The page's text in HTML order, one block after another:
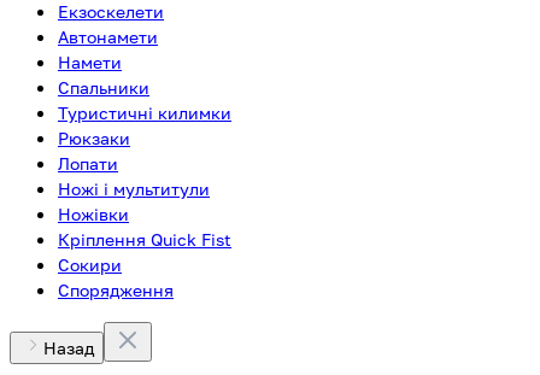
Екзоскелети
Автонамети
Намети
Спальники
Туристичні килимки
Рюкзаки
Лопати
Ножі і мультитули
Ножівки
Кріплення Quick Fist
Сокири
Спорядження
Назад